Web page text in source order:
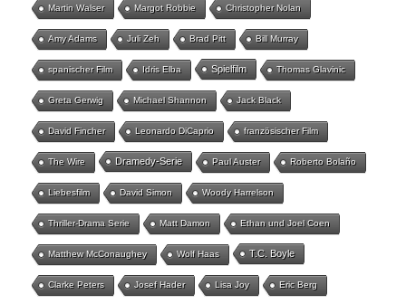
Martin Walser Margot Robbie Christopher Nolan
Amy Adams Juli Zeh Brad Pitt Bill Murray
spanischer Film Idris Elba Spielfilm Thomas Glavinic
Greta Gerwig Michael Shannon Jack Black
David Fincher Leonardo DiCaprio französischer Film
The Wire Dramedy-Serie Paul Auster Roberto Bolaño
Liebesfilm David Simon Woody Harrelson
Thriller-Drama Serie Matt Damon Ethan und Joel Coen
Matthew McConaughey Wolf Haas T.C. Boyle
Clarke Peters Josef Hader Lisa Joy Eric Berg